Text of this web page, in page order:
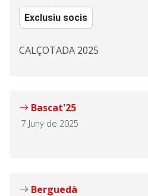
Exclusiu socis
CALÇOTADA 2025
Bascat'25
7 Juny de 2025
Berguedà